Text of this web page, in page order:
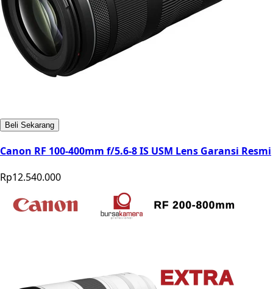
Beli Sekarang
Canon RF 100-400mm f/5.6-8 IS USM Lens Garansi Resmi
Rp12.540.000